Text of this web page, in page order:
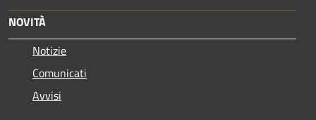
NOVITÀ
Notizie
Comunicati
Avvisi